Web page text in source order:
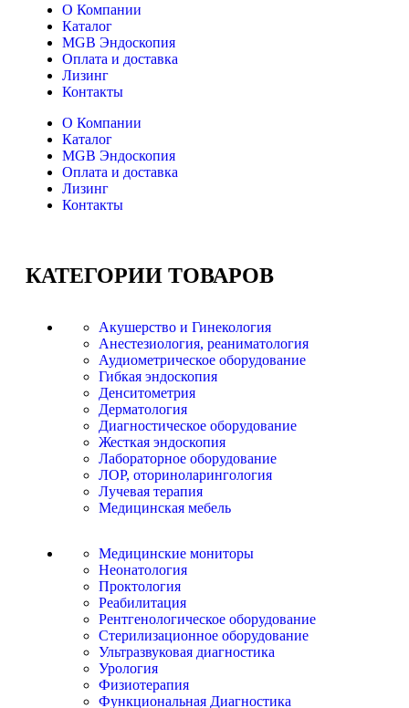
О Компании
Каталог
MGB Эндоскопия
Оплата и доставка
Лизинг
Контакты
О Компании
Каталог
MGB Эндоскопия
Оплата и доставка
Лизинг
Контакты
КАТЕГОРИИ ТОВАРОВ
Акушерство и Гинекология
Анестезиология, реаниматология
Аудиометрическое оборудование
Гибкая эндоскопия
Денситометрия
Дерматология
Диагностическое оборудование
Жесткая эндоскопия
Лабораторное оборудование
ЛОР, оториноларингология
Лучевая терапия
Медицинская мебель
Медицинские мониторы
Неонатология
Проктология
Реабилитация
Рентгенологическое оборудование
Стерилизационное оборудование
Ультразвуковая диагностика
Урология
Физиотерапия
Функциональная Диагностика